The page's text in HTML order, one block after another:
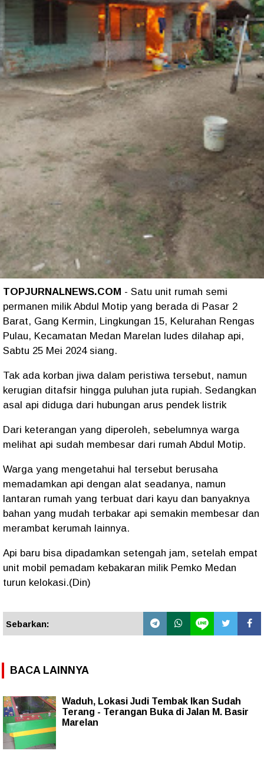
TOPJURNALNEWS.COM - Satu unit rumah semi
permanen milik Abdul Motip yang berada di Pasar 2
Barat, Gang Kermin, Lingkungan 15, Kelurahan Rengas
Pulau, Kecamatan Medan Marelan ludes dilahap api,
Sabtu 25 Mei 2024 siang.
Tak ada korban jiwa dalam peristiwa tersebut, namun
kerugian ditafsir hingga puluhan juta rupiah. Sedangkan
asal api diduga dari hubungan arus pendek listrik
Dari keterangan yang diperoleh, sebelumnya warga
melihat api sudah membesar dari rumah Abdul Motip.
Warga yang mengetahui hal tersebut berusaha
memadamkan api dengan alat seadanya, namun
lantaran rumah yang terbuat dari kayu dan banyaknya
bahan yang mudah terbakar api semakin membesar dan
merambat kerumah lainnya.
Api baru bisa dipadamkan setengah jam, setelah empat
unit mobil pemadam kebakaran milik Pemko Medan
turun kelokasi.(Din)
Sebarkan:
BACA LAINNYA
Waduh, Lokasi Judi Tembak Ikan Sudah
Terang - Terangan Buka di Jalan M. Basir
Marelan